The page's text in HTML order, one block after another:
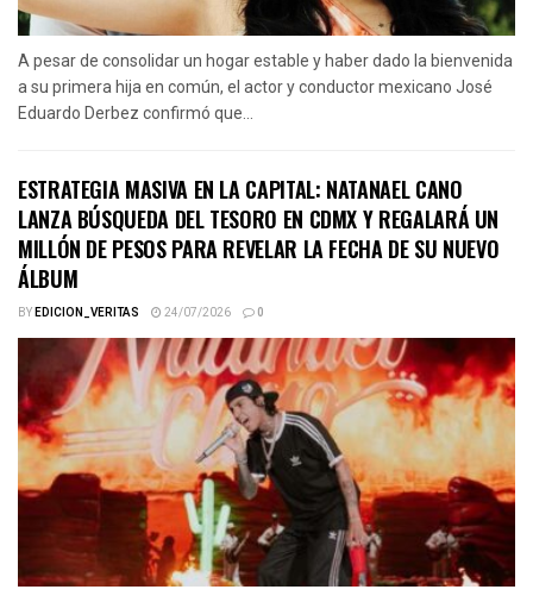
A pesar de consolidar un hogar estable y haber dado la bienvenida
a su primera hija en común, el actor y conductor mexicano José
Eduardo Derbez confirmó que...
ESTRATEGIA MASIVA EN LA CAPITAL: NATANAEL CANO
LANZA BÚSQUEDA DEL TESORO EN CDMX Y REGALARÁ UN
MILLÓN DE PESOS PARA REVELAR LA FECHA DE SU NUEVO
ÁLBUM
BYEDICION_VERITAS 24/07/2026 0